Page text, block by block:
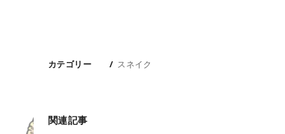
カテゴリー スネイク
関連記事